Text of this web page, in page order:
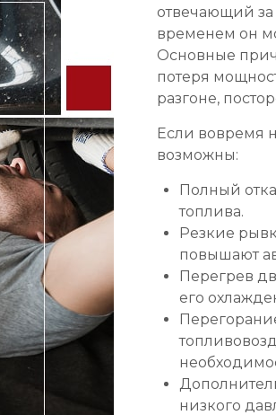
отвечающий за
временем он
Основные
потеря
разгоне,
Если вовремя
возможны:
Полный
топлива.
Резкие
повышают
Перегрев
его
низкого